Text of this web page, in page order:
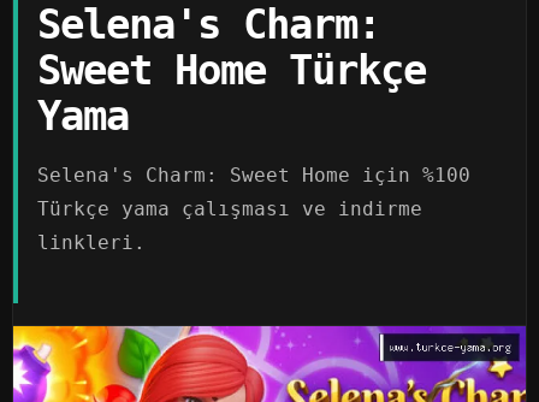
Selena's Charm:
Sweet Home Türkçe
Yama
Selena's Charm: Sweet Home için %100
Türkçe yama çalışması ve indirme
linkleri.